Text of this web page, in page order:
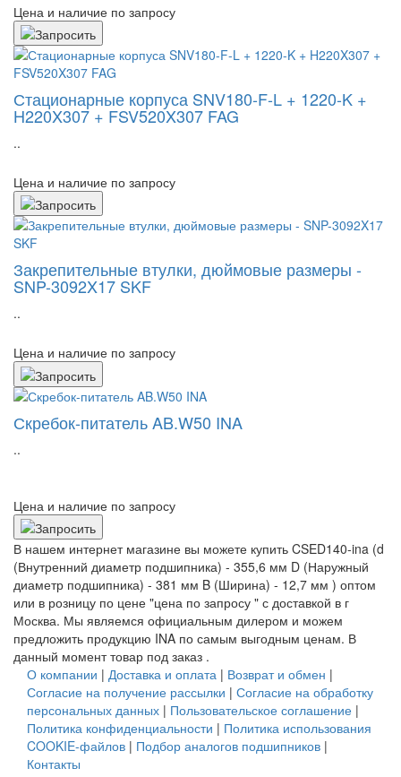
Цена и наличие по запросу
Стационарные корпуса SNV180-F-L + 1220-K +
H220X307 + FSV520X307 FAG
..
Цена и наличие по запросу
Закрепительные втулки, дюймовые размеры -
SNP-3092X17 SKF
..
Цена и наличие по запросу
Скребок-питатель AB.W50 INA
..
Цена и наличие по запросу
В нашем интернет магазине вы можете купить CSED140-ina (d
(Внутренний диаметр подшипника) - 355,6 мм D (Наружный
диаметр подшипника) - 381 мм B (Ширина) - 12,7 мм ) оптом
или в розницу по цене "цена по запросу " с доставкой в г
Москва. Мы являемся официальным дилером и можем
предложить продукцию INA по самым выгодным ценам. В
данный момент товар под заказ .
О компании | Доставка и оплата | Возврат и обмен |
Согласие на получение рассылки | Согласие на обработку
персональных данных | Пользовательское соглашение |
Политика конфиденциальности | Политика использования
COOKIE-файлов | Подбор аналогов подшипников |
Контакты